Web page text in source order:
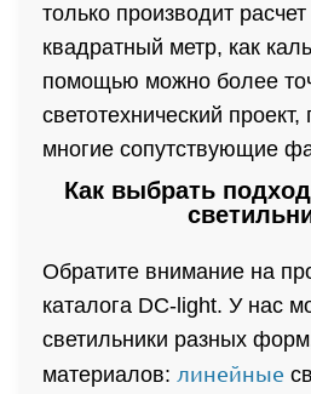
только производит
квадратный метр, как
помощью можно более
светотехнический проект,
многие сопутствующие
Как выбрать
Обратите внимание на
каталога DC-light. У нас
светильники разных
материалов: линейные